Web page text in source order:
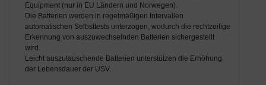
Equipment (nur in EU Ländern und Norwegen).
Die Batterien werden in regelmäßigen Intervallen
automatischen Selbsttests unterzogen, wodurch die rechtzeitige
Erkennung von auszuwechselnden Batterien sichergestellt
wird.
Leicht auszutauschende Batterien unterstützen die Erhöhung
der Lebensdauer der USV.